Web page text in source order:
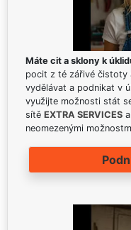
Máte cit a sklony k
pocit z té zářivé čistoty
vydělávat a podnikat v
využijte možnosti stát
sítě EXTRA SERVICES
neomezenými